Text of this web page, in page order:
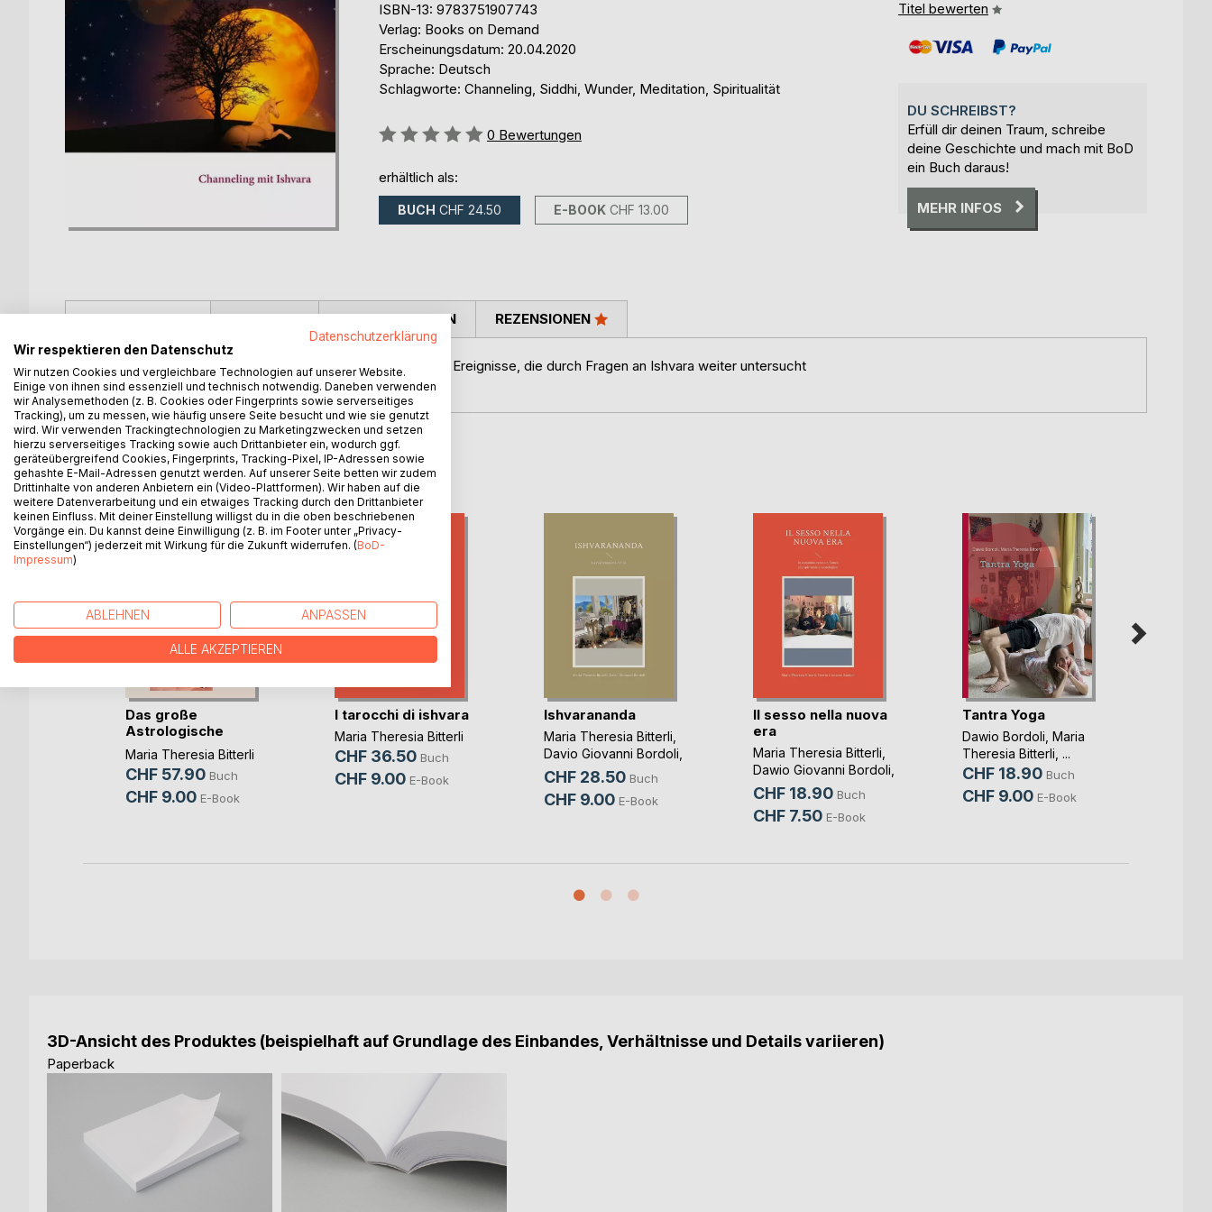
ISBN-13: 9783751907743
Verlag: Books on Demand
Erscheinungsdatum: 20.04.2020
Sprache: Deutsch
Schlagworte: Channeling, Siddhi, Wunder, Meditation, Spiritualität
Bewertung::
0 Bewertungen
erhältlich als:
BUCH CHF 24.50 E-BOOK CHF 13.00
Titel bewerten
DU SCHREIBST?
Erfüll dir deinen Traum, schreibe
deine Geschichte und mach mit BoD
ein Buch daraus!
MEHR INFOS
BESCHREIBUNG
In diesem Buch findet ihr einige als übernatürlich geltende Ereignisse, die durch Fragen an Ishvara weiter untersucht
wurden.
AUTOR/IN PRESSESTIMMEN REZENSIONEN
WEITERE TITEL BEIBoD
Das große
Astrologische
Gesundheit(...)
Maria Theresia Bitterli
CHF 57.90 Buch
CHF 9.00 E-Book
I tarocchi di ishvara
Maria Theresia Bitterli
CHF 36.50 Buch
CHF 9.00 E-Book
Ishvarananda
Maria Theresia Bitterli
Davio Giovanni Bordoli
...
CHF 28.50 Buch
CHF 9.00 E-Book
Il sesso nella nuova
era
Maria Theresia Bitterli
Dawio Giovanni Bordoli
...
CHF 18.90 Buch
CHF 7.50 E-Book
Tantra Yoga
Dawio Bordoli Maria
Theresia Bitterli , ...
CHF 18.90 Buch
CHF 9.00 E-Book
3D-Ansicht des Produktes (beispielhaft auf Grundlage des Einbandes, Verhältnisse und Details variieren)
Paperback
Datenschutzerklärung
Wir respektieren den Datenschutz
Wir nutzen Cookies und vergleichbare Technologien auf unserer Website.
Einige von ihnen sind essenziell und technisch notwendig. Daneben verwenden
wir Analysemethoden (z. B. Cookies oder Fingerprints sowie serverseitiges
Tracking), um zu messen, wie häufig unsere Seite besucht und wie sie genutzt
wird. Wir verwenden Trackingtechnologien zu Marketingzwecken und setzen
hierzu serverseitiges Tracking sowie auch Drittanbieter ein, wodurch ggf.
geräteübergreifend Cookies, Fingerprints, Tracking-Pixel, IP-Adressen sowie
gehashte E-Mail-Adressen genutzt werden. Auf unserer Seite betten wir zudem
Drittinhalte von anderen Anbietern ein (Video-Plattformen). Wir haben auf die
weitere Datenverarbeitung und ein etwaiges Tracking durch den Drittanbieter
keinen Einfluss. Mit deiner Einstellung willigst du in die oben beschriebenen
Vorgänge ein. Du kannst deine Einwilligung (z. B. im Footer unter „Privacy-
Einstellungen“) jederzeit mit Wirkung für die Zukunft widerrufen. (BoD-
Impressum)
ABLEHNEN ANPASSEN
ALLE AKZEPTIEREN